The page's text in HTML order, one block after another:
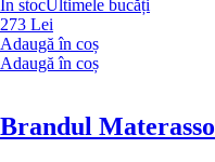
În stocUltimele bucăți
273 Lei
Adaugă în coș
Adaugă în coș
Brandul Materasso